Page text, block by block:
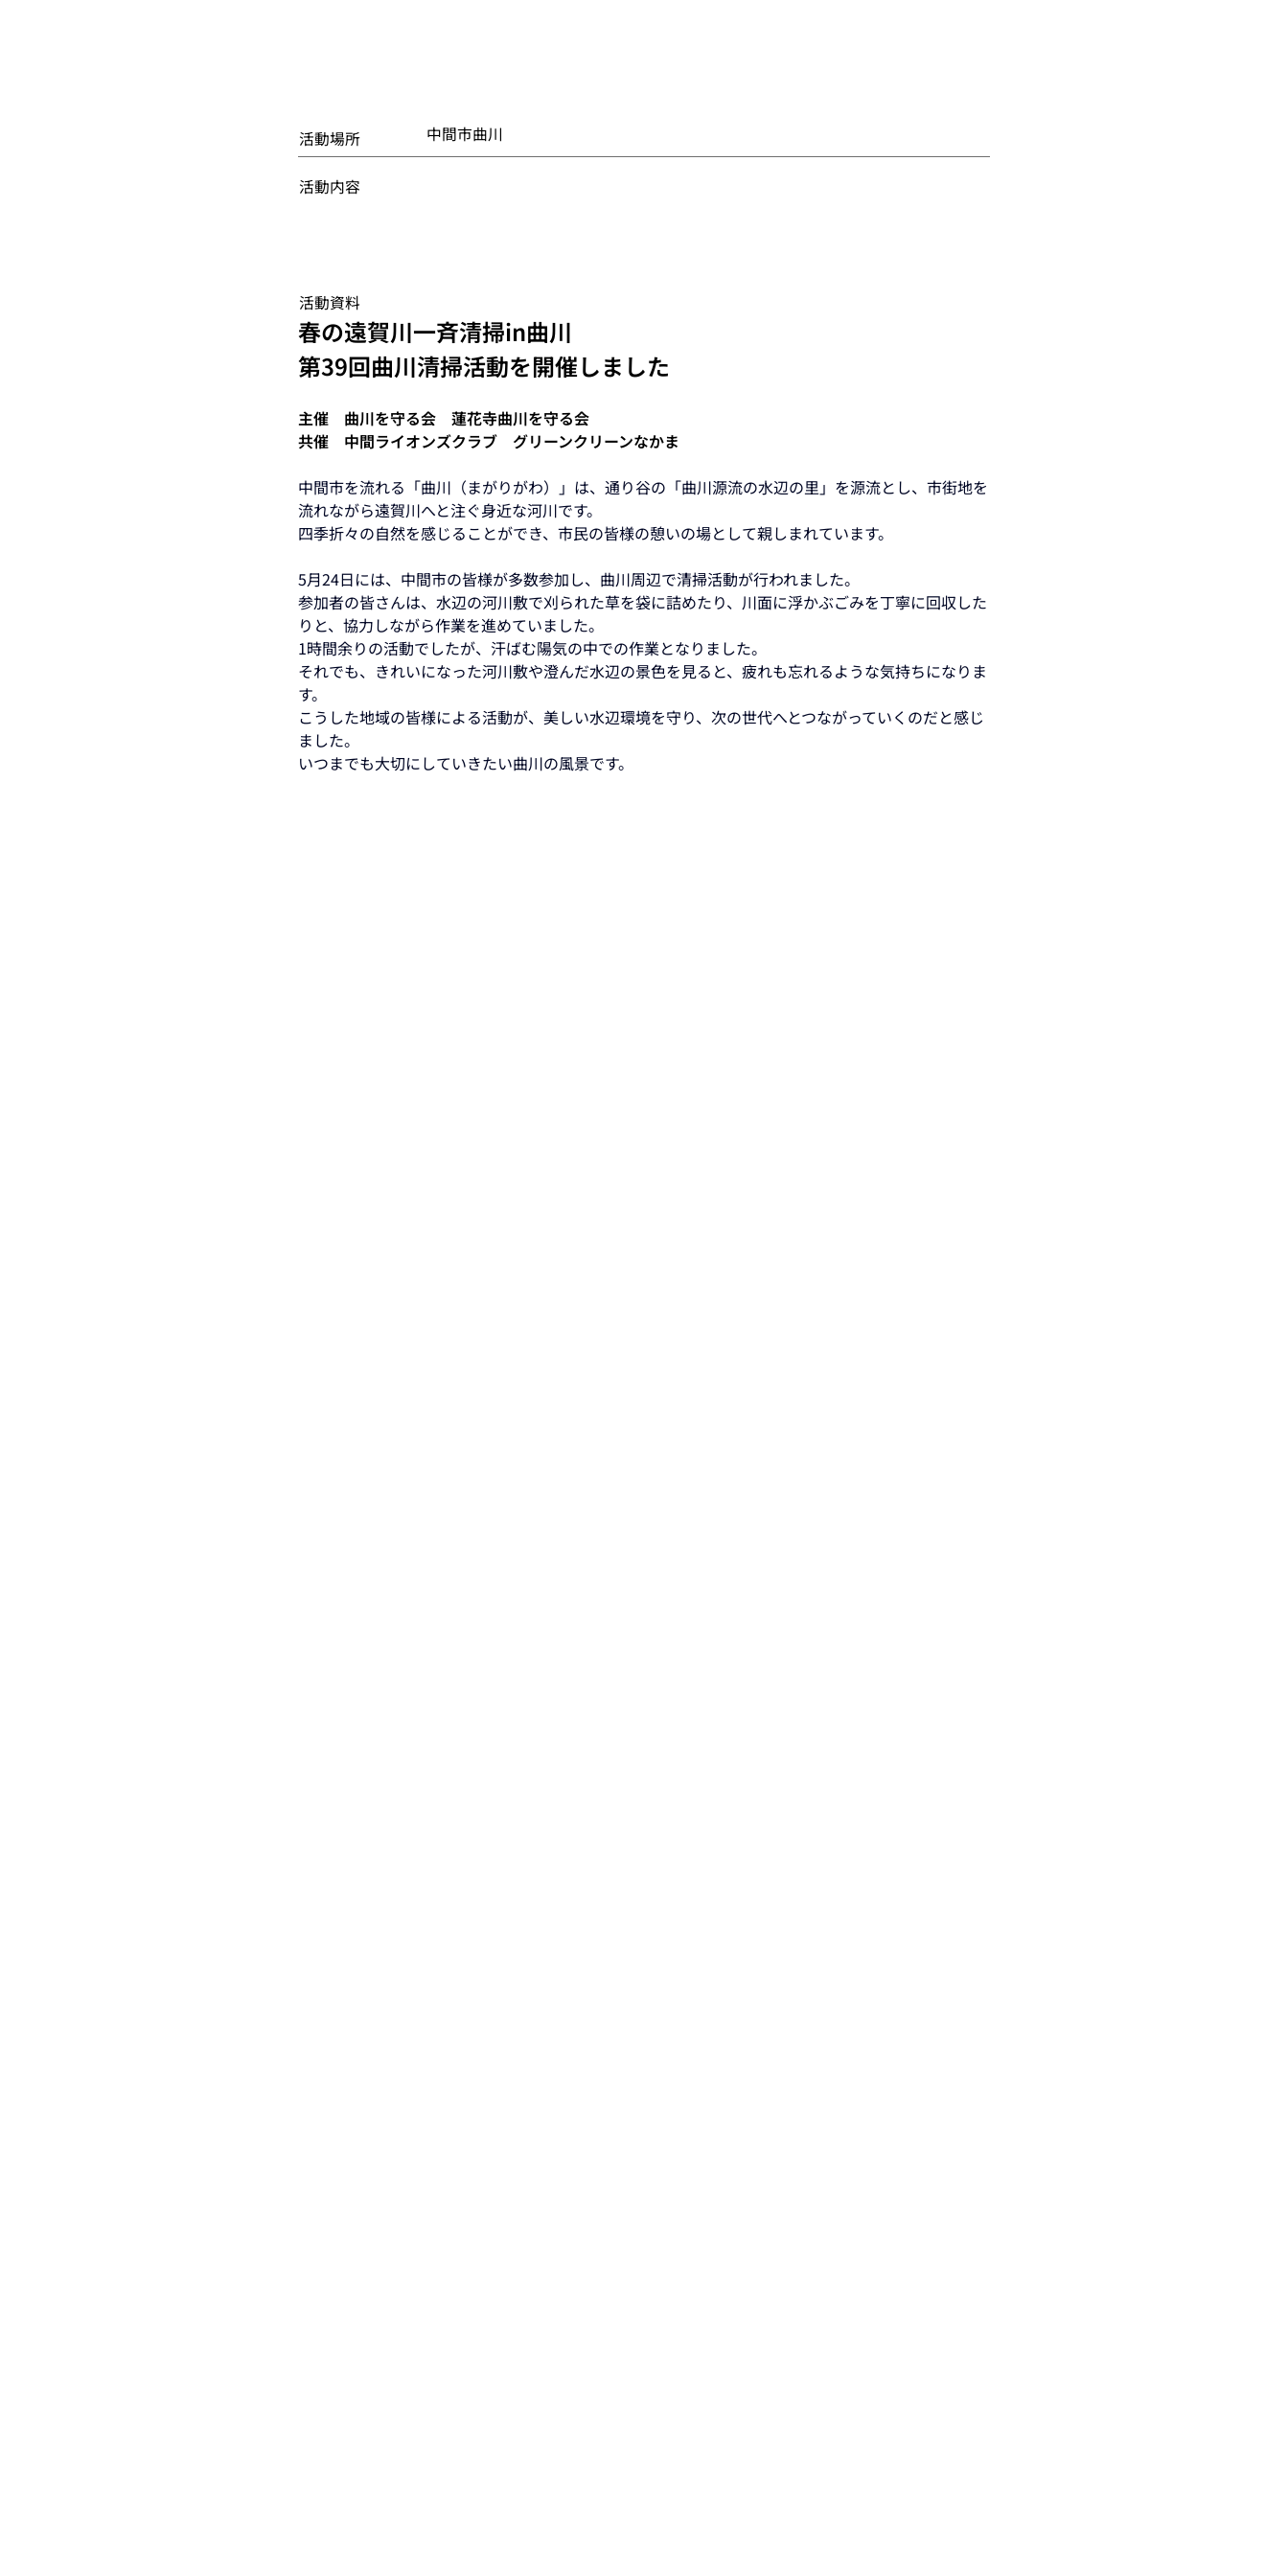
活動場所 中間市曲川
活動内容
活動資料
春の遠賀川一斉清掃in曲川
第39回曲川清掃活動を開催しました
主催　曲川を守る会　蓮花寺曲川を守る会
共催　中間ライオンズクラブ　グリーンクリーンなかま
中間市を流れる「曲川（まがりがわ）」は、通り谷の「曲川源流の水辺の里」を源流とし、市街地を
流れながら遠賀川へと注ぐ身近な河川です。
四季折々の自然を感じることができ、市民の皆様の憩いの場として親しまれています。
5月24日には、中間市の皆様が多数参加し、曲川周辺で清掃活動が行われました。
参加者の皆さんは、水辺の河川敷で刈られた草を袋に詰めたり、川面に浮かぶごみを丁寧に回収した
りと、協力しながら作業を進めていました。
1時間余りの活動でしたが、汗ばむ陽気の中での作業となりました。
それでも、きれいになった河川敷や澄んだ水辺の景色を見ると、疲れも忘れるような気持ちになりま
す。
こうした地域の皆様による活動が、美しい水辺環境を守り、次の世代へとつながっていくのだと感じ
ました。
いつまでも大切にしていきたい曲川の風景です。